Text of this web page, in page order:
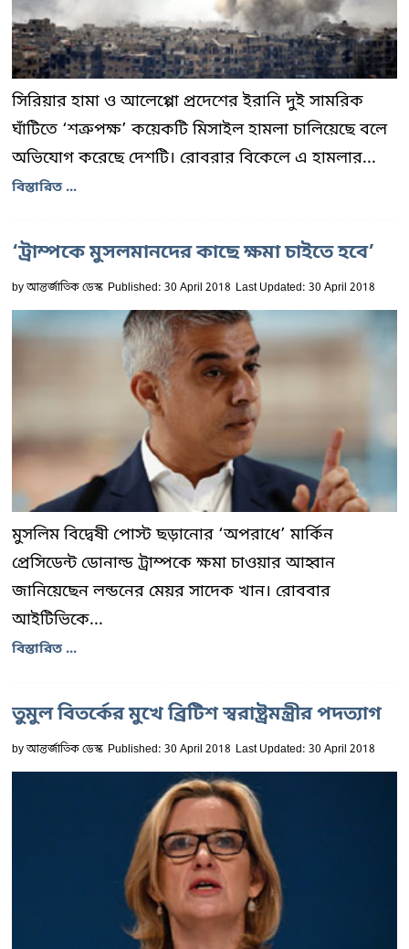
সিরিয়ার হামা ও আলেপ্পো প্রদেশের ইরানি দুই সামরিক
ঘাঁটিতে ‘শত্রুপক্ষ’ কয়েকটি মিসাইল হামলা চালিয়েছে বলে
অভিযোগ করেছে দেশটি। রোবরার বিকেলে এ হামলার...
বিস্তারিত ...
‘ট্রাম্পকে মুসলমানদের কাছে ক্ষমা চাইতে হবে’
byআন্তর্জাতিক ডেস্ক Published: 30 April 2018 Last Updated: 30 April 2018
মুসলিম বিদ্বেষী পোস্ট ছড়ানোর ‘অপরাধে’ মার্কিন
প্রেসিডেন্ট ডোনাল্ড ট্রাম্পকে ক্ষমা চাওয়ার আহ্বান
জানিয়েছেন লন্ডনের মেয়র সাদেক খান। রোববার
আইটিভিকে...
বিস্তারিত ...
তুমুল বিতর্কের মুখে ব্রিটিশ স্বরাষ্ট্রমন্ত্রীর পদত্যাগ
byআন্তর্জাতিক ডেস্ক Published: 30 April 2018 Last Updated: 30 April 2018